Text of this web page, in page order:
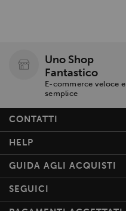
Uno Shop
Fantastico
E-commerce veloce e
semplice
CONTATTI
HELP
GUIDA AGLI ACQUISTI
SEGUICI